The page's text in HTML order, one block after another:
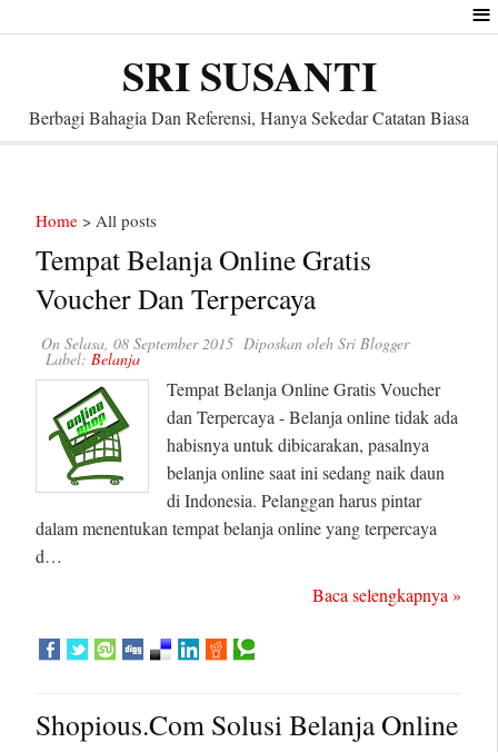
≡
SRI SUSANTI
Berbagi Bahagia Dan Referensi, Hanya Sekedar Catatan Biasa
Home > All posts
Tempat Belanja Online Gratis
Voucher Dan Terpercaya
On Selasa, 08 September 2015 Diposkan oleh Sri Blogger
Label:Belanja
Tempat Belanja Online Gratis Voucher
dan Terpercaya - Belanja online tidak ada
habisnya untuk dibicarakan, pasalnya
belanja online saat ini sedang naik daun
di Indonesia. Pelanggan harus pintar
dalam menentukan tempat belanja online yang terpercaya
d…
Baca selengkapnya »
Shopious.com Solusi Belanja Online